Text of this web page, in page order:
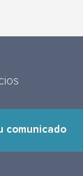
comunicado